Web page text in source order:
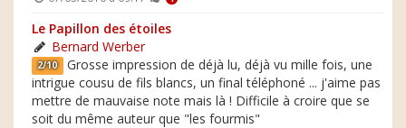
Le Papillon des étoiles
Bernard Werber
2/10 Grosse impression de déjà lu, déjà vu mille fois, une
intrigue cousu de fils blancs, un final téléphoné ... j'aime pas
mettre de mauvaise note mais là ! Difficile à croire que se
soit du même auteur que "les fourmis"